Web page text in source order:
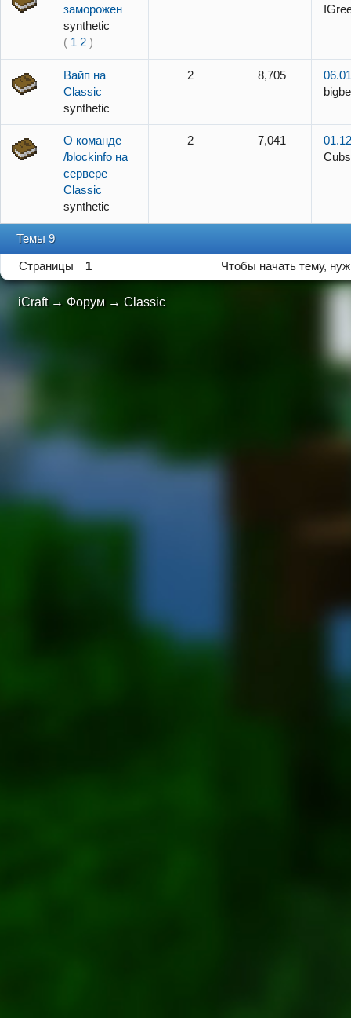
заморожен
synthetic
( 1 2)
Вайп на
Classic
synthetic
2 8,705
О команде
/blockinfo на
сервере
Classic
synthetic
2 7,041
Темы 9
Страницы 1 Чтобы начать тему,
iCraft → Форум →Classic